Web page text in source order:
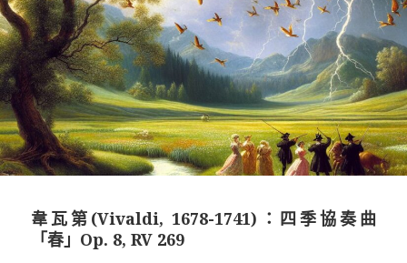
韋瓦第(Vivaldi, 1678-1741)：四季協奏曲
「春」Op. 8, RV 269